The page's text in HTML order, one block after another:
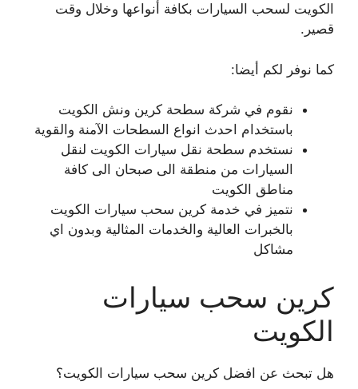
الكويت لسحب السيارات بكافة أنواعها وخلال وقت
قصير.
كما نوفر لكم أيضا:
نقوم في شركة سطحة كرين ونش الكويت
باستخدام احدث انواع السطحات الآمنة والقوية
نستخدم سطحة نقل سيارات الكويت لنقل
السيارات من منطقة الى صبحان الى كافة
مناطق الكويت
نتميز في خدمة كرين سحب سيارات الكويت
بالخبرات العالية والخدمات المثالية وبدون اي
مشاكل
كرين سحب سيارات
الكويت
هل تبحث عن افضل كرين سحب سيارات الكويت؟